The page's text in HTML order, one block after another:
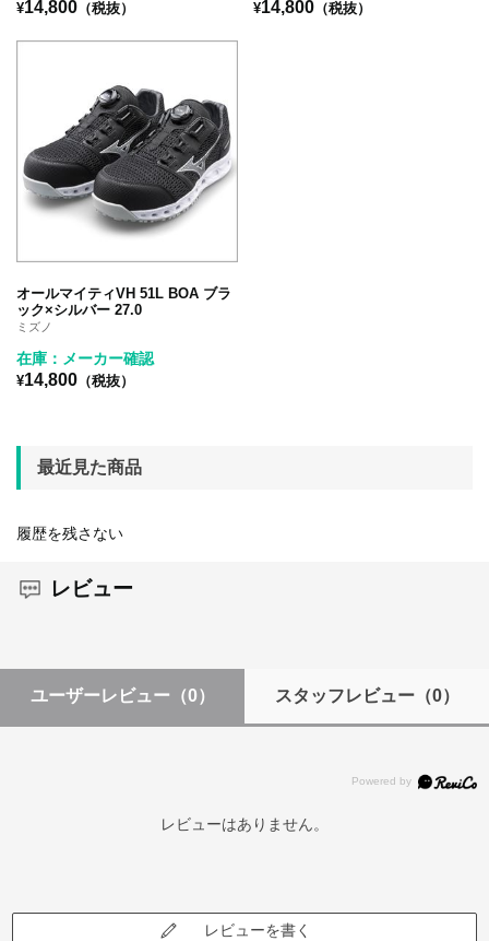
¥14,800 （税抜） ¥14,800 （税抜）
オールマイティVH 51L BOA ブラ
ック×シルバー 27.0
ミズノ
在庫：メーカー確認
¥14,800 （税抜）
最近見た商品
履歴を残さない
レビュー
ユーザーレビュー （0） スタッフレビュー（0）
レビューはありません。
レビューを書く